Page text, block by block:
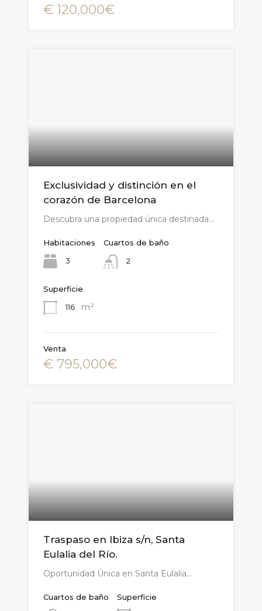
€ 120,000€
Exclusividad y distinción en el
corazón de Barcelona
Descubra una propiedad única destinada…
Habitaciones
3
Cuartos de baño
2
Superficie
116
m²
Venta
€ 795,000€
Traspaso en Ibiza s/n, Santa
Eulalia del Río.
Oportunidad Única en Santa Eulalia…
Cuartos de baño
Superficie